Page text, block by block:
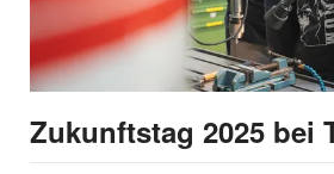
Zukunftstag 2025 bei